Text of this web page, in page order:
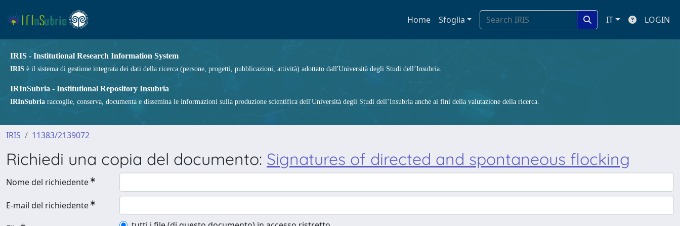
Home Sfoglia IT LOGIN
IRIS - Institutional Research Information System
IRIS è il sistema di gestione integrata dei dati della ricerca (persone, progetti, pubblicazioni, attività) adottato dall'Università degli Studi dell’Insubria.
IRInSubria - Institutional Repository Insubria
IRInSubria raccoglie, conserva, documenta e dissemina le informazioni sulla produzione scientifica dell'Università degli Studi dell’Insubria anche ai fini della valutazione della ricerca.
IRIS 11383/2139072
Richiedi una copia del documento: Signatures of directed and spontaneous flocking
Nome del richiedente
E-mail del richiedente